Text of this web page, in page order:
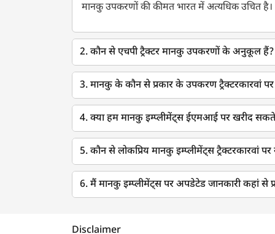
मानकु उपकरणों की कीमत भारत में अत्यधिक उचित है।
2. कौन से एचपी ट्रैक्टर मानकु उपकरणों के अनुकूल हैं?
3. मानकु के कौन से प्रकार के उपकरण ट्रैक्टरकारवां
4. क्या हम मानकु इम्प्लीमेंट्स ईएमआई पर खरीद
5. कौन से लोकप्रिय मानकु इम्प्लीमेंट्स ट्रैक्टरकारवां
6. मैं मानकु इम्प्लीमेंट्स पर अपडेटेड जानकारी कहां से
Disclaimer